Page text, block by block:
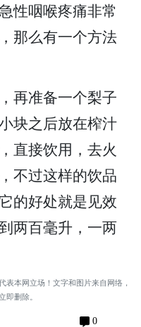
性咽喉疼痛非常
那么有一个方法
再准备一个梨子
块之后放在榨汁
直接饮用，去火
不过这样的饮品
的好处就是见效
两百毫升，一两
表本网立场！文字和图片来自网络，
即删除。
0